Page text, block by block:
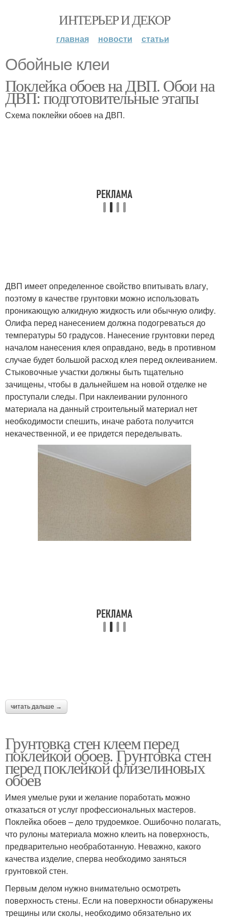
ИНТЕРЬЕР И ДЕКОР
главная новости статьи
Обойные клеи
Поклейка обоев на ДВП. Обои на
ДВП: подготовительные этапы
Схема поклейки обоев на ДВП.
ДВП имеет определенное свойство впитывать влагу,
поэтому в качестве грунтовки можно использовать
проникающую алкидную жидкость или обычную олифу.
Олифа перед нанесением должна подогреваться до
температуры 50 градусов. Нанесение грунтовки перед
началом нанесения клея оправдано, ведь в противном
случае будет большой расход клея перед оклеиванием.
Стыковочные участки должны быть тщательно
зачищены, чтобы в дальнейшем на новой отделке не
проступали следы. При наклеивании рулонного
материала на данный строительный материал нет
необходимости спешить, иначе работа получится
некачественной, и ее придется переделывать.
читать дальше →
Грунтовка стен клеем перед
поклейкой обоев. Грунтовка стен
перед поклейкой флизелиновых
обоев
Имея умелые руки и желание поработать можно
отказаться от услуг профессиональных мастеров.
Поклейка обоев – дело трудоемкое. Ошибочно полагать,
что рулоны материала можно клеить на поверхность,
предварительно необработанную. Неважно, какого
качества изделие, сперва необходимо заняться
грунтовкой стен.
Первым делом нужно внимательно осмотреть
поверхность стены. Если на поверхности обнаружены
трещины или сколы, необходимо обязательно их